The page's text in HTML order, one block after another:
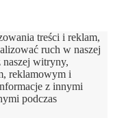
treści i reklam,
ruch w naszej
witryny,
reklamowym i
z innymi
podczas